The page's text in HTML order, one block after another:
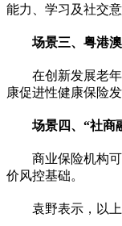
能力、学习 及社交
场景三、粤港
在创新发展老
康促进性健康保险
场景四、“社商
商业保险机构
价风控基础。
袁野表示，以